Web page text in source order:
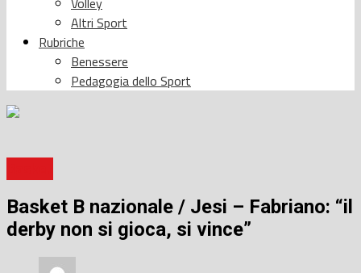
Altri Sport
Rubriche
Benessere
Pedagogia dello Sport
Basket B nazionale / Jesi – Fabriano: “il
derby non si gioca, si vince”